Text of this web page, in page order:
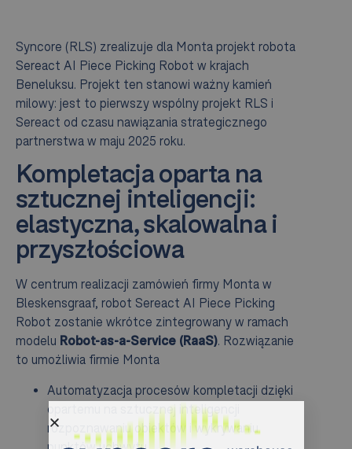
Syncore (RLS) zrealizuje dla Monta projekt robota
Sereact AI Piece Picking Robot w krajach
Beneluksu. Projekt ten stanowi ważny kamień
milowy: jest to pierwszy wspólny projekt RLS i
Sereact od czasu nawiązania strategicznego
partnerstwa w maju 2025 roku.
Kompletacja oparta na
sztucznej inteligencji:
elastyczna, skalowalna i
przyszłościowa
W centrum realizacji zamówień firmy Monta w
Bleskensgraaf, robot Sereact AI Piece Picking
Robot zostanie wkrótce zintegrowany w ramach
modelu Robot-as-a-Service (RaaS). Rozwiązanie
to umożliwia firmie Monta
Automatyzacja procesów kompletacji dzięki
opartemu na sztucznej inteligencji
rozpoznawaniu obiektów i wykrywaniu